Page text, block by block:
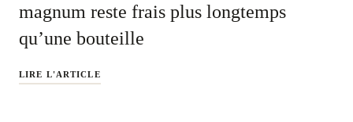
magnum reste frais plus longtemps
qu’une bouteille
LIRE L'ARTICLE